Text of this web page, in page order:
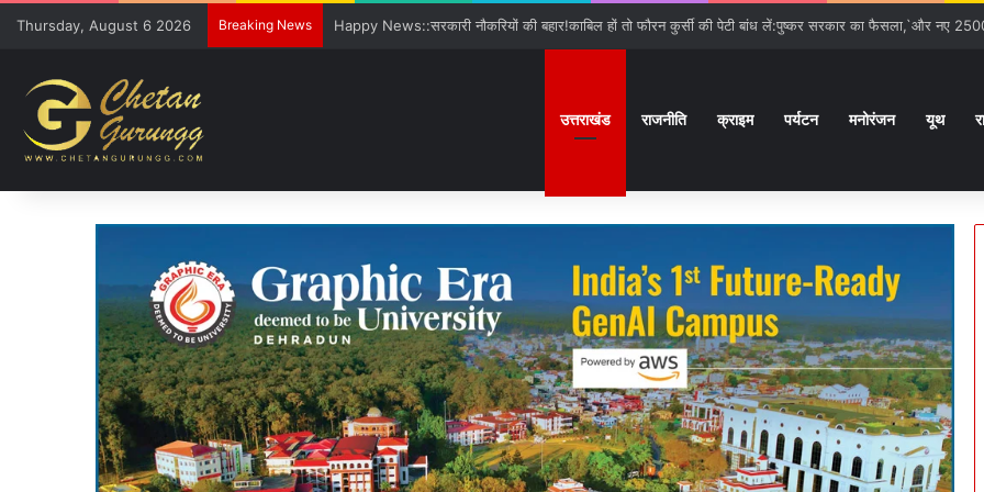
Thursday, August 6 2026 Breaking News
उत्तराखंड राजनीति क्राइम पर्यटन मनोरंजन यूथ